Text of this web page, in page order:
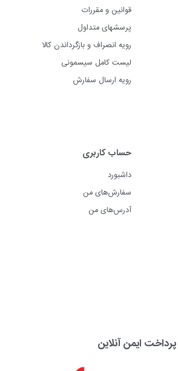
قوانین و مقررات
پرسشهای متداول
رویه انصراف و بازگرداندن کالا
لیست کامل سیسمونی
رویه ارسال سفارش
حساب کاربری
داشبورد
سفارش‌های من
آدرس‌های من
پرداخت ایمن آنلاین